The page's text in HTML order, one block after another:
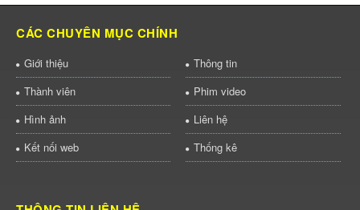
CÁC CHUYÊN MỤC CHÍNH
Giới thiệu
Thông tin
Thành viên
Phim video
Hình ảnh
Liên hệ
Kết nối web
Thống kê